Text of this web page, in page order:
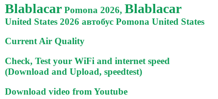
Blablacar Pomona 2026, Blablacar
United States 2026 автобус Pomona United States
Current Air Quality
Check, Test your WiFi and internet speed
(Download and Upload, speedtest)
Download video from Youtube